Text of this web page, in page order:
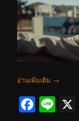
อ่านเพิ่มเติม →